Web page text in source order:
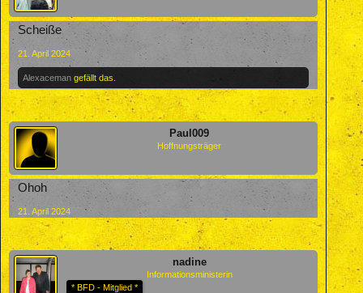
Scheiße
21. April 2024
Alexaceman gefällt das.
Paul009
Hoffnungsträger
Ohoh
21. April 2024
nadine
Informationsministerin
* BFD - Mitglied *